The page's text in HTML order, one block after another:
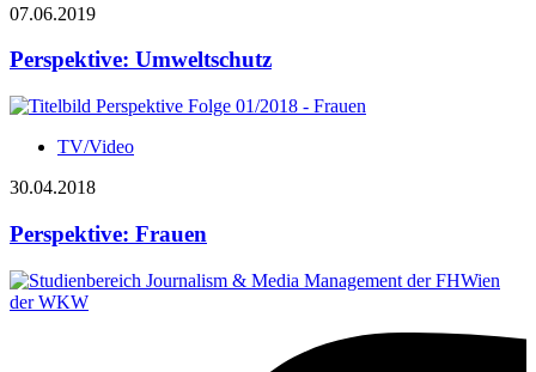
07.06.2019
Perspektive: Umweltschutz
TV/Video
30.04.2018
Perspektive: Frauen